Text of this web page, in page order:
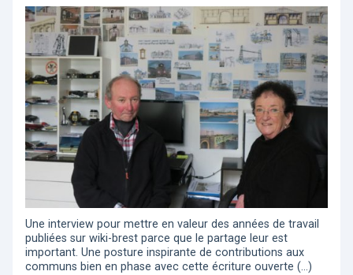
Une interview pour mettre en valeur des années de travail
publiées sur wiki-brest parce que le partage leur est
important. Une posture inspirante de contributions aux
communs bien en phase avec cette écriture ouverte (…)